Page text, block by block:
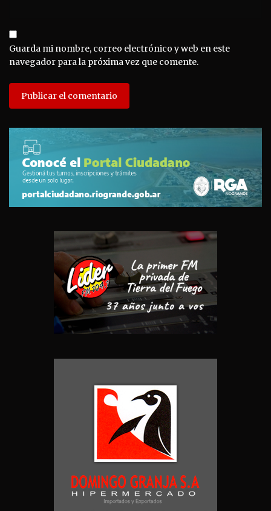
Guarda mi nombre, correo electrónico y web en este
navegador para la próxima vez que comente.